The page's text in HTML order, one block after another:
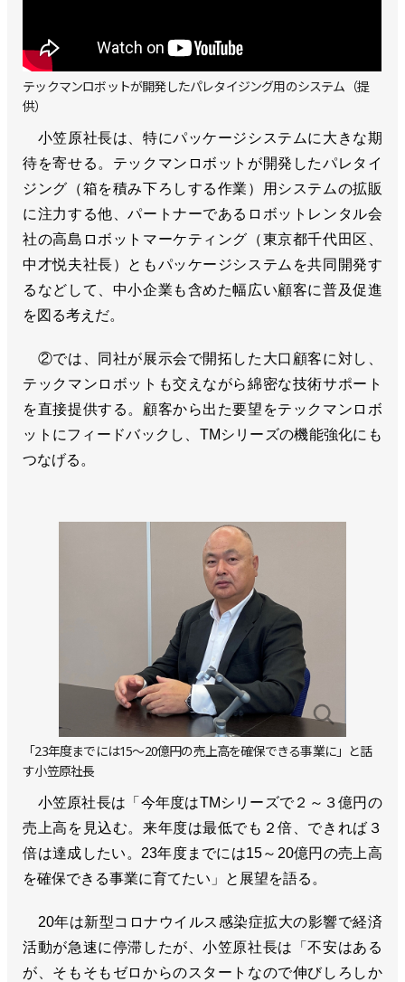
テックマンロボットが開発したパレタイジング用のシステム（提
供）
小笠原社長は、特にパッケージシステムに大きな期
待を寄せる。テックマンロボットが開発したパレタイ
ジング（箱を積み下ろしする作業）用システムの拡販
に注力する他、パートナーであるロボットレンタル会
社の高島ロボットマーケティング（東京都千代田区、
中才悦夫社長）ともパッケージシステムを共同開発す
るなどして、中小企業も含めた幅広い顧客に普及促進
を図る考えだ。
②では、同社が展示会で開拓した大口顧客に対し、
テックマンロボットも交えながら綿密な技術サポート
を直接提供する。顧客から出た要望をテックマンロボ
ットにフィードバックし、TMシリーズの機能強化にも
つなげる。
「23年度までには15～20億円の売上高を確保できる事業に」と話
す小笠原社長
小笠原社長は「今年度はTMシリーズで２～３億円の
売上高を見込む。来年度は最低でも２倍、できれば３
倍は達成したい。23年度までには15～20億円の売上高
を確保できる事業に育てたい」と展望を語る。
20年は新型コロナウイルス感染症拡大の影響で経済
活動が急速に停滞したが、小笠原社長は「不安はある
が、そもそもゼロからのスタートなので伸びしろしか